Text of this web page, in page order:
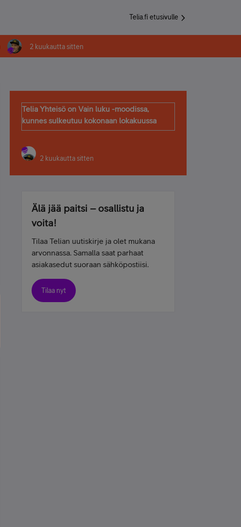
Telia.fi etusivulle
2 kuukautta sitten
Telia Yhteisö on Vain luku -moodissa,
kunnes sulkeutuu kokonaan lokakuussa
2 kuukautta sitten
Älä jää paitsi – osallistu ja
voita!
Tilaa Telian uutiskirje ja olet mukana
arvonnassa. Samalla saat parhaat
asiakasedut suoraan sähköpostiisi.
Tilaa nyt